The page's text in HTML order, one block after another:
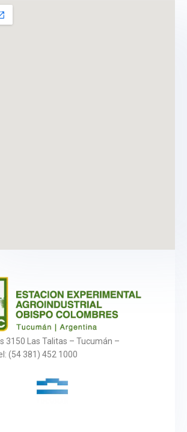
3150 Las Talitas – Tucumán –
(54 381) 452 1000